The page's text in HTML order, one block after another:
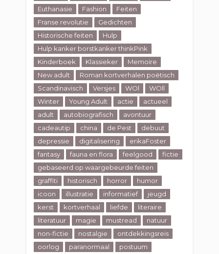
Euthanasie
Fashion
Feiten
Franse revolutie
Gedichten
Historische feiten
Hulp
Hulp kanker borstkanker thinkPink
Kinderboek
Klassieker
Memoire
New adult
Roman kortverhalen poëtisch
Scandinavisch
Versjes WOl
WOll
Winter
Young Adult actie
actueel
adult
autobiografisch
avontuur
cadeautip
china de Pest
debuut
depressie
digitalisering
erikaFoster
fantasy
fauna en flora feelgood
fictie
gebaseerd op waargebeurde feiten
graffiti
historisch horror
humor
icoon
illustratie informatief
jeugd
kerst
kortverhaal liefde
literaire
literatuur
magie mustread
natuur
non-fictie
nostalgie
ontdekkingsreis
oorlog
paranormaal
postuum